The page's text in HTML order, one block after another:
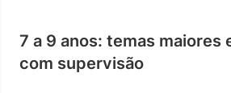
7 a 9 anos: temas maiores
com supervisão